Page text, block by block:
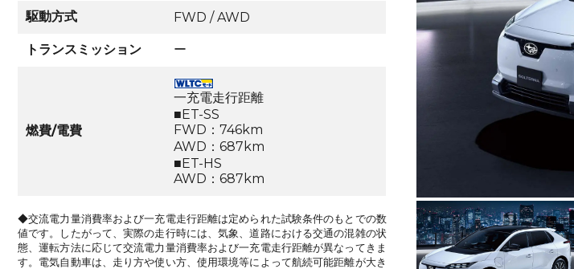
駆動方式 FWD / AWD
トランスミッション ー
燃費/電費
一充電走行距離
■ET-SS
FWD：746km
AWD：687km
■ET-HS
AWD：687km
◆交流電力量消費率および一充電走行距離は定められた試験条件のもとでの数
値です。したがって、実際の走行時には、気象、道路における交通の混雑の状
態、運転方法に応じて交流電力量消費率および一充電走行距離が異なってきま
す。電気自動車は、走り方や使い方、使用環境等によって航続可能距離が大き